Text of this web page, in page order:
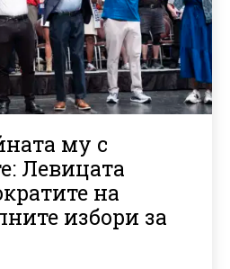
му с
Левицата
на
избори за